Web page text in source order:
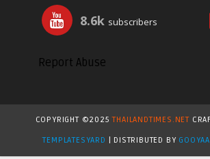
8.6k subscribers
Report Abuse
COPYRIGHT ©2025THAILANDTIMES.NET
TEMPLATESYARD
| DISTRIBUTED BY